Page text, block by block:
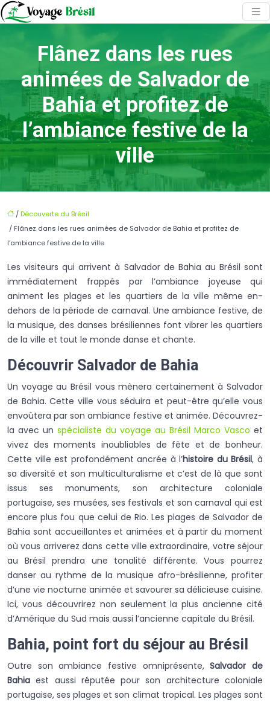
Flânez dans les rues
animées de Salvador de
Bahia et profitez de
l’ambiance festive de la
ville
/Découverte du Brésil
/ Flânez dans les rues animées de Salvador de Bahia et profitez de
l’ambiance festive de la ville
Les visiteurs qui arrivent à Salvador de Bahia au Brésil sont
immédiatement frappés par l’ambiance joyeuse qui
animent les plages et les quartiers de la ville même en-
dehors de la période de carnaval. Une ambiance festive, de
la musique, des danses brésiliennes font vibrer les quartiers
de la ville et tout le monde danse et chante.
Découvrir Salvador de Bahia
Un voyage au Brésil vous mènera certainement à Salvador
de Bahia. Cette ville vous séduira et peut-être qu’elle vous
envoûtera par son ambiance festive et animée. Découvrez-
la avec un spécialiste du voyage au Brésil Marco Vasco et
vivez des moments inoubliables de fête et de bonheur.
Cette ville est profondément ancrée à l’histoire du Brésil, à
sa diversité et son multiculturalisme et c’est de là que sont
issus ses monuments, son architecture coloniale
portugaise, ses musées, ses festivals et son carnaval qui est
encore plus fou que celui de Rio. Les plages de Salvador de
Bahia sont accueillantes et animées et à partir du moment
où vous arriverez dans cette ville extraordinaire, votre séjour
au Brésil prendra une tonalité différente. Vous pourrez
danser au rythme de la musique afro-brésilienne, profiter
d’une vie nocturne animée et savourer sa délicieuse cuisine.
Ici, vous découvrirez non seulement la plus ancienne cité
d’Amérique du Sud mais aussi l’ancienne capitale du Brésil.
Bahia, point fort du séjour au Brésil
Outre son ambiance festive omniprésente,Salvador de
Bahia est aussi réputée pour son architecture coloniale
portugaise, ses plages et son climat tropical. Les plages sont